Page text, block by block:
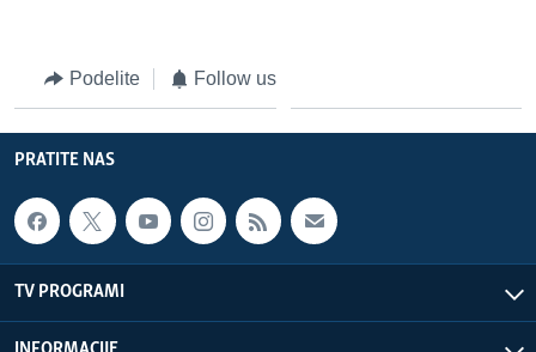
Podelite Follow us
PRATITE NAS
TV PROGRAMI